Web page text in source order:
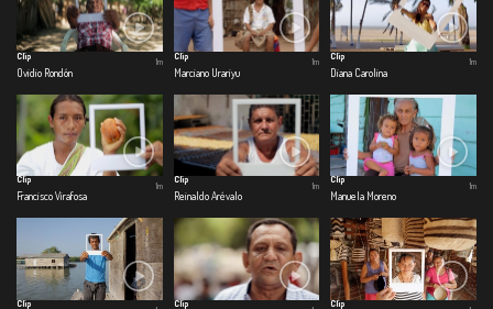
Clip
Ovidio Rondón
1m
Clip
Marciano Urariyu
1m
Clip
Diana Carolina
1m
Clip
Francisco Virafosa
1m
Clip
Reinaldo Arévalo
1m
Clip
Manuela Moreno
1m
Clip Clip Clip